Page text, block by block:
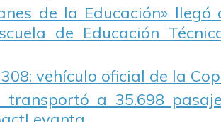
de la Educación»
de Educación
vehículo oficial de la
transportó a 35.698